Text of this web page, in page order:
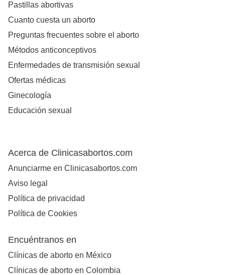
Pastillas abortivas
Cuanto cuesta un aborto
Preguntas frecuentes sobre el aborto
Métodos anticonceptivos
Enfermedades de transmisión sexual
Ofertas médicas
Ginecología
Educación sexual
Acerca de Clinicasabortos.com
Anunciarme en Clinicasabortos.com
Aviso legal
Política de privacidad
Política de Cookies
Encuéntranos en
Clínicas de aborto en México
Clínicas de aborto en Colombia